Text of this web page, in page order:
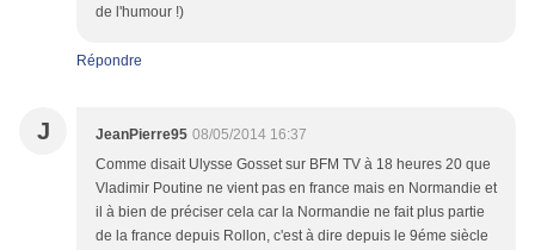
de l'humour !)
Répondre
J JeanPierre95 08/05/2014 16:37
Comme disait Ulysse Gosset sur BFM TV à 18 heures 20 que
Vladimir Poutine ne vient pas en france mais en Normandie et
il à bien de préciser cela car la Normandie ne fait plus partie
de la france depuis Rollon, c'est à dire depuis le 9éme siècle